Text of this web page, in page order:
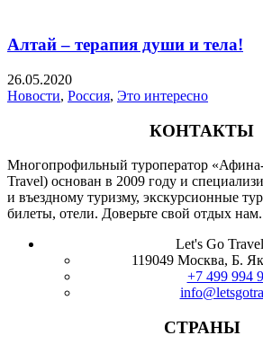
Алтай – терапия души и тела!
26.05.2020
Новости, Россия, Это интересно
КОНТАКТЫ
Многопрофильный туроператор
Travel) основан в 2009 году и
и въездному туризму, экскурсионные
билеты, отели. Доверьте свой отдых нам.
Let's Go Travel
119049 Москва, Б.
+7 499 994
СТРАНЫ